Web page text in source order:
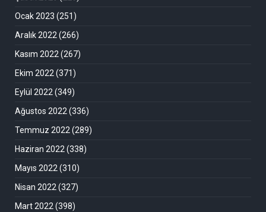
Ocak 2023 (251)
Aralık 2022 (266)
Kasım 2022 (267)
Ekim 2022 (371)
Eylül 2022 (349)
Ağustos 2022 (336)
Temmuz 2022 (289)
Haziran 2022 (338)
Mayıs 2022 (310)
Nisan 2022 (327)
Mart 2022 (398)